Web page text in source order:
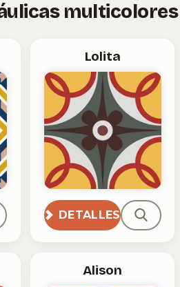
multicolores
Lolita
DETALLES
Alison